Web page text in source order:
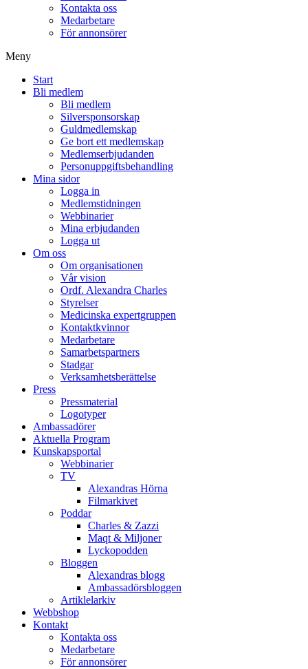
Kontakta oss
Medarbetare
För annonsörer
Meny
Start
Bli medlem
Bli medlem
Silversponsorskap
Guldmedlemskap
Ge bort ett medlemskap
Medlemserbjudanden
Personuppgiftsbehandling
Mina sidor
Logga in
Medlemstidningen
Webbinarier
Mina erbjudanden
Logga ut
Om oss
Om organisationen
Vår vision
Ordf. Alexandra Charles
Styrelser
Medicinska expertgruppen
Kontaktkvinnor
Medarbetare
Samarbetspartners
Stadgar
Verksamhetsberättelse
Press
Pressmaterial
Logotyper
Ambassadörer
Aktuella Program
Kunskapsportal
Webbinarier
TV
Alexandras Hörna
Filmarkivet
Poddar
Charles & Zazzi
Maqt & Miljoner
Lyckopodden
Bloggen
Alexandras blogg
Ambassadörsbloggen
Artiklelarkiv
Webbshop
Kontakt
Kontakta oss
Medarbetare
För annonsörer